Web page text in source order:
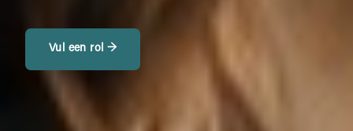
Vul een rol →